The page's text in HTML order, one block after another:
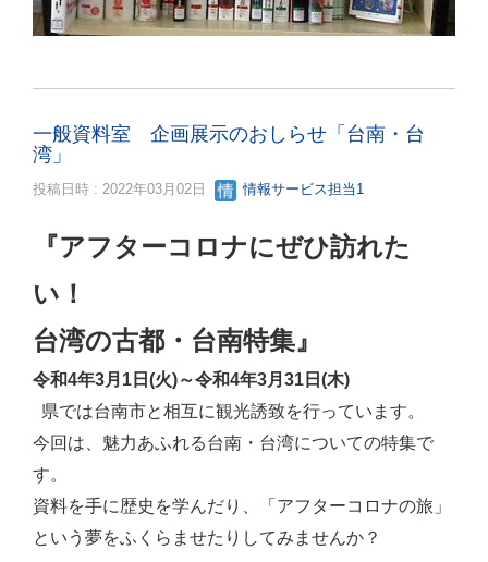
一般資料室 企画展示のおしらせ「台南・台
湾」
投稿日時 : 2022年03月02日 情報サービス担当1
『アフターコロナにぜひ訪れた
い！
台湾の古都・台南特集』
令和4年3月1日(火)～令和4年3月31日(木)
県では台南市と相互に観光誘致を行っています。
今回は、魅力あふれる台南・台湾についての特集で
す。
資料を手に歴史を学んだり、「アフターコロナの旅」
という夢をふくらませたりしてみませんか？